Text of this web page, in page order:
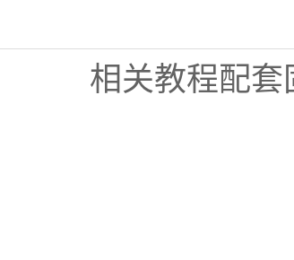
相关教程配套